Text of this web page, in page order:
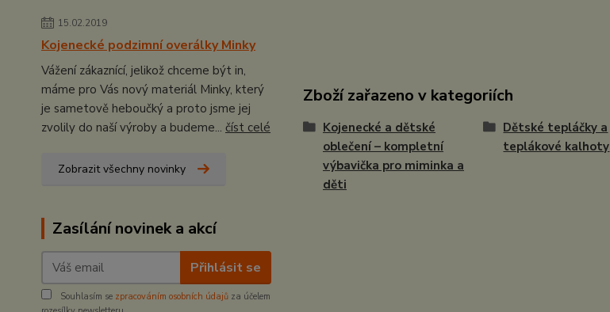
15.02.2019
Kojenecké podzimní overálky Minky
Vážení zákaznící, jelikož chceme být in,
máme pro Vás nový materiál Minky, který
je sametově heboučký a proto jsme jej
zvolily do naší výroby a budeme... číst celé
Zobrazit všechny novinky
Zasílání novinek a akcí
Přihlásit se
Souhlasím se zpracováním osobních údajů za účelem
Zboží zařazeno v kategoriích
Kojenecké a dětské
oblečení – kompletní
výbavička pro miminka a
děti
Dětské tepláčky a
teplákové kalhoty